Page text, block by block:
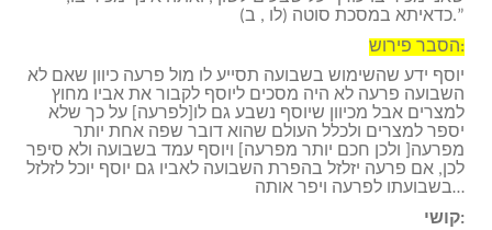
כדאיתא במסכת סוטה (לו , ב).”
הסבר פירוש:
יוסף ידע שהשימוש בשבועה תסייע לו מול פרעה כיוון שאם לא
השבועה פרעה לא היה מסכים ליוסף לקבור את אביו מחוץ
למצרים אבל מכיוון שיוסף נשבע גם לו[לפרעה] על כך שלא
יספר למצרים ולכלל העולם שהוא דובר שפה אחת יותר
מפרעה[ ולכן חכם יותר מפרעה] ויוסף עמד בשבועה ולא סיפר
לכן, אם פרעה יזלזל בהפרת השבועה לאביו גם יוסף יוכל לזלזל
בשבועתו לפרעה ויפר אותה…
קושי: